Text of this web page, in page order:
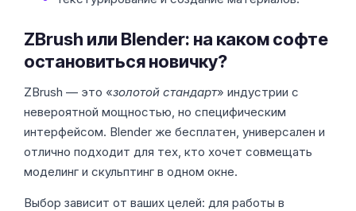
ZBrush или Blender: на каком софте
остановиться новичку?
ZBrush — это «золотой стандарт» индустрии с
невероятной мощностью, но специфическим
интерфейсом. Blender же бесплатен, универсален и
отлично подходит для тех, кто хочет совмещать
моделинг и скульптинг в одном окне.
Выбор зависит от ваших целей: для работы в